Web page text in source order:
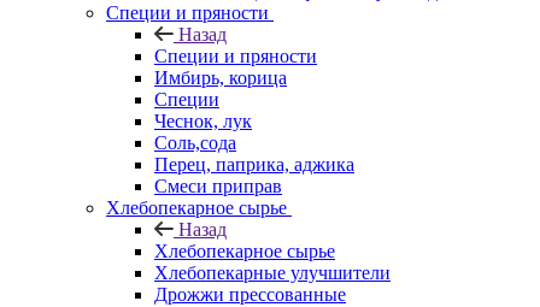
Специи и пряности
Назад
Специи и пряности
Имбирь, корица
Специи
Чеснок, лук
Соль,сода
Перец, паприка, аджика
Смеси приправ
Хлебопекарное сырье
Назад
Хлебопекарное сырье
Хлебопекарные улучшители
Дрожжи прессованные